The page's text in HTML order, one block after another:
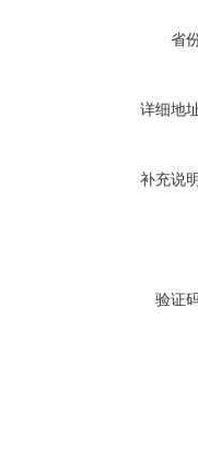
省
详细地
补充说
验证